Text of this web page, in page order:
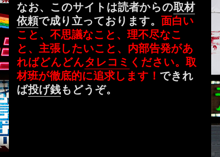
なお、このサイトは読者からの取材
依頼で成り立っております。面白い
こと、不思議なこと、理不尽なこ
と、主張したいこと、内部告発があ
ればどんどんタレコミ ください。取
材班が徹底的に追求します！ できれ
ば投げ銭もどうぞ。